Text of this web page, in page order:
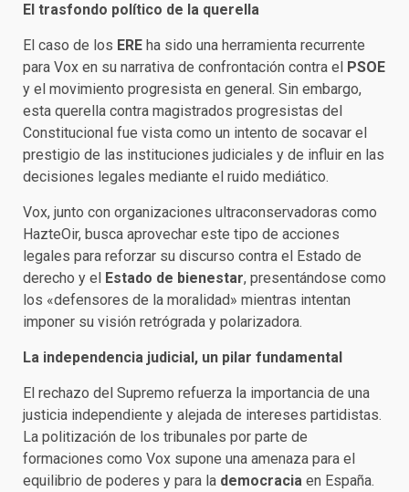
El trasfondo político de la querella
El caso de los ERE ha sido una herramienta recurrente
para Vox en su narrativa de confrontación contra el PSOE
y el movimiento progresista en general. Sin embargo,
esta querella contra magistrados progresistas del
Constitucional fue vista como un intento de socavar el
prestigio de las instituciones judiciales y de influir en las
decisiones legales mediante el ruido mediático.
Vox, junto con organizaciones ultraconservadoras como
HazteOir, busca aprovechar este tipo de acciones
legales para reforzar su discurso contra el Estado de
derecho y el Estado de bienestar, presentándose como
los «defensores de la moralidad» mientras intentan
imponer su visión retrógrada y polarizadora.
La independencia judicial, un pilar fundamental
El rechazo del Supremo refuerza la importancia de una
justicia independiente y alejada de intereses partidistas.
La politización de los tribunales por parte de
formaciones como Vox supone una amenaza para el
equilibrio de poderes y para la democracia en España.